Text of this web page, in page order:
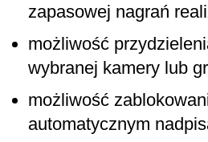
zapasowej nagrań
możliwość
wybranej kamery lub
możliwość
automatycznym